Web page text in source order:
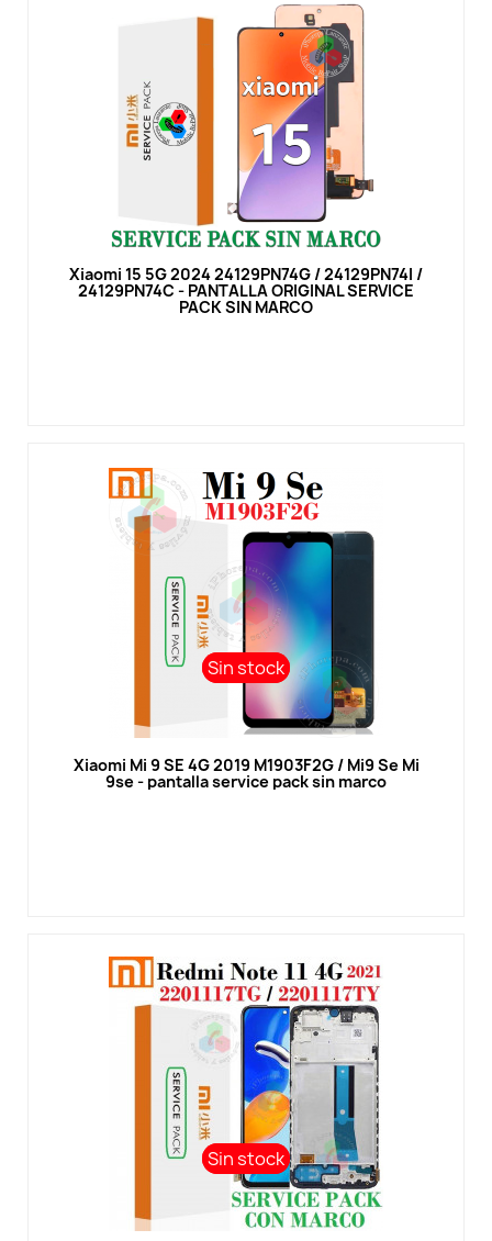
Vista rápida
Xiaomi 15 5G 2024 24129PN74G / 24129PN74I /
24129PN74C - PANTALLA ORIGINAL SERVICE
PACK SIN MARCO
Sin stock
Sin stock
Vista rápida
Xiaomi Mi 9 SE 4G 2019 M1903F2G / Mi9 Se Mi
9se - pantalla service pack sin marco
Sin stock
Sin stock